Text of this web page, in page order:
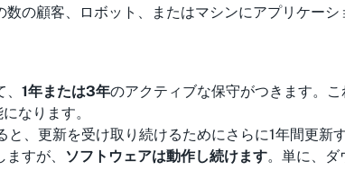
の顧客、ロボット、またはマシンにアプリケーシ
1年または3年のアクティブな保守がつきます。
なります。
、更新を受け取り続けるためにさらに1年間更新
すが、
ソフトウェアは動作し続けます。単に、ダ